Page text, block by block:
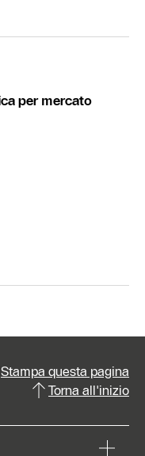
per mercato
Stampa questa pagina
Torna all'inizio